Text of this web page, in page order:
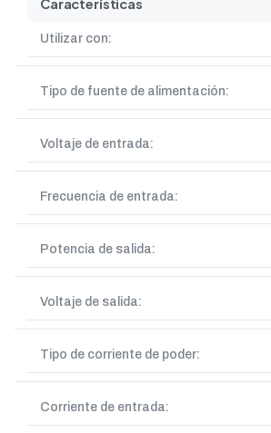
Características
Utilizar con:
Tipo de fuente de alimentación:
Voltaje de entrada:
Frecuencia de entrada:
Potencia de salida:
Voltaje de salida:
Tipo de corriente de poder:
Corriente de entrada: